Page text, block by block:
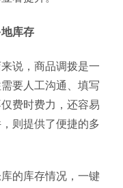
库存
说，商品调拨是一
要人工沟通、填写
费时费力，还容易
则提供了便捷的多
的库存情况，一键